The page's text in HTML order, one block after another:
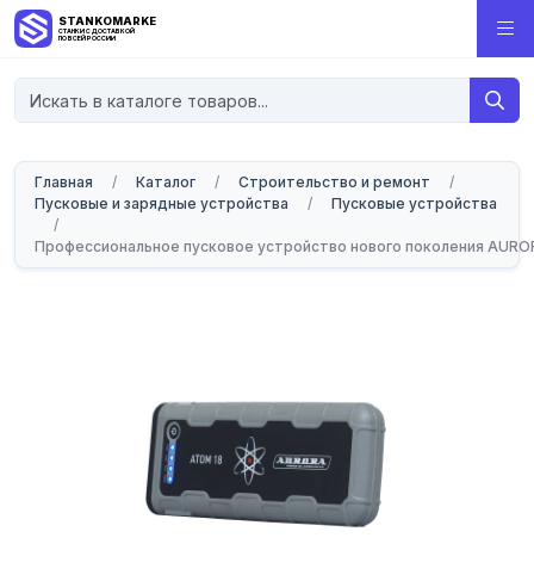
STANKOMARKET
СТАНКИ С ДОСТАВКОЙ
ПО ВСЕЙ РОССИИ
Главная / Каталог / Строительство и ремонт
/
Пусковые и зарядные устройства
/
Пусковые устройства
/
Профессиональное пусковое устройство нового поколения